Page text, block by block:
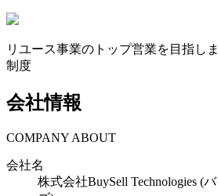
リユース事業のトップ営業を目指し
制度
会社情報
COMPANY ABOUT
会社名
株式会社BuySell Technologies (